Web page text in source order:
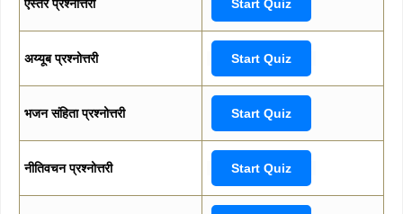
एस्तेर प्रश्नोत्तरी Start Quiz
अय्यूब प्रश्नोत्तरी Start Quiz
भजन संहिता प्रश्नोत्तरी Start Quiz
नीतिवचन प्रश्नोत्तरी Start Quiz